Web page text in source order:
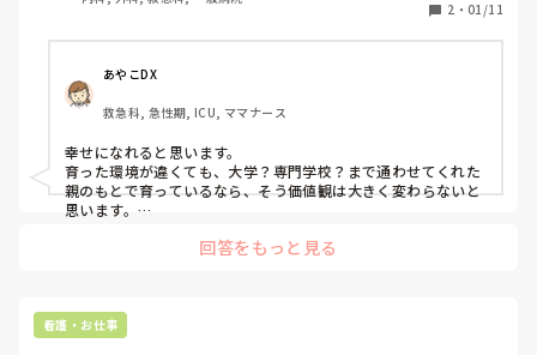
2 ・ 01/11
あやこDX
救急科, 急性期, ICU, ママナース
幸せになれると思います。
育った環境が違くても、大学？専門学校？まで通わせてくれた
親のもとで育っているなら、そう価値観は大きく変わらないと
思います。
あとは愛し合っていればお互いが相手を思いやっていけると思
いますよ。
回答をもっと見る
看護・お仕事